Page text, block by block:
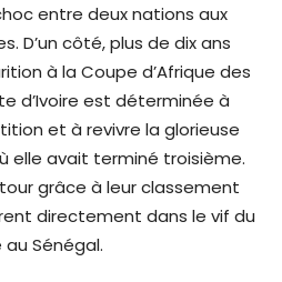
entre deux nations aux
D’un côté, plus de dix ans
à la Coupe d’Afrique des
d’Ivoire est déterminée à
et à revivre la glorieuse
elle avait terminé troisième.
grâce à leur classement
directement dans le vif du
Sénégal.